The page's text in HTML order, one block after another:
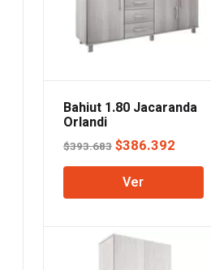
Bahiut 1.80 Jacaranda
Orlandi
$393.683 El
precio
original
era:
$386.392
precio
es:
Ver